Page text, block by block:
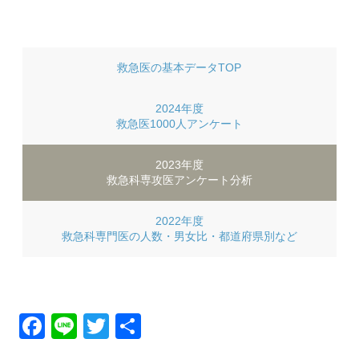
救急医の基本データTOP
2024年度
救急医1000人アンケート
2023年度
救急科専攻医アンケート分析
2022年度
救急科専門医の人数・男女比・都道府県別など
F
Li
T